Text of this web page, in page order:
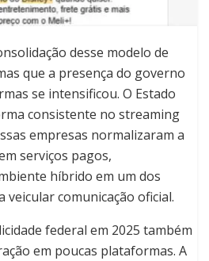
desse modelo de
que a presença do governo
se intensificou. O Estado
consistente no streaming
empresas normalizaram a
serviços pagos,
híbrido em um dos
comunicação oficial.
federal em 2025 também
em poucas plataformas. A